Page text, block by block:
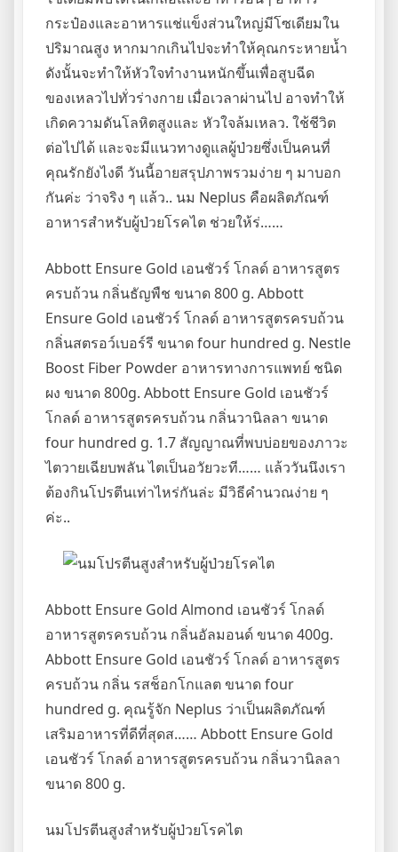
กระป๋องและอาหารแช่แข็งส่วนใหญ่มีโซเดียมใน
ปริมาณสูง หากมากเกินไปจะทำให้คุณกระหายน้ำ
ดังนั้นจะทำให้หัวใจทำงานหนักขึ้นเพื่อสูบฉีด
ของเหลวไปทั่วร่างกาย เมื่อเวลาผ่านไป อาจทำให้
เกิดความดันโลหิตสูงและ หัวใจล้มเหลว. ใช้ชีวิต
ต่อไปได้ และจะมีแนวทางดูแลผู้ป่วยซึ่งเป็นคนที่
คุณรักยังไงดี วันนี้อายสรุปภาพรวมง่าย ๆ มาบอก
กันค่ะ ว่าจริง ๆ แล้ว.. นม Neplus คือผลิตภัณฑ์
อาหารสำหรับผู้ป่วยโรคไต ช่วยให้ร่……
Abbott Ensure Gold เอนชัวร์ โกลด์ อาหารสูตร
ครบถ้วน กลิ่นธัญพืช ขนาด 800 g. Abbott
Ensure Gold เอนชัวร์ โกลด์ อาหารสูตรครบถ้วน
กลิ่นสตรอว์เบอร์รี ขนาด four hundred g. Nestle
Boost Fiber Powder อาหารทางการแพทย์ ชนิด
ผง ขนาด 800g. Abbott Ensure Gold เอนชัวร์
โกลด์ อาหารสูตรครบถ้วน กลิ่นวานิลลา ขนาด
four hundred g. 1.7 สัญญาณที่พบบ่อยของภาวะ
ไตวายเฉียบพลัน ไตเป็นอวัยวะที…… แล้ววันนึงเรา
ต้องกินโปรตีนเท่าไหร่กันล่ะ มีวิธีคำนวณง่าย ๆ
ค่ะ..
Abbott Ensure Gold Almond เอนชัวร์ โกลด์
อาหารสูตรครบถ้วน กลิ่นอัลมอนด์ ขนาด 400g.
Abbott Ensure Gold เอนชัวร์ โกลด์ อาหารสูตร
ครบถ้วน กลิ่น รสช็อกโกแลต ขนาด four
hundred g. คุณรู้จัก Neplus ว่าเป็นผลิตภัณฑ์
เสริมอาหารที่ดีที่สุดส…… Abbott Ensure Gold
เอนชัวร์ โกลด์ อาหารสูตรครบถ้วน กลิ่นวานิลลา
ขนาด 800 g.
นมโปรตีนสูงสำหรับผู้ป่วยโรคไต